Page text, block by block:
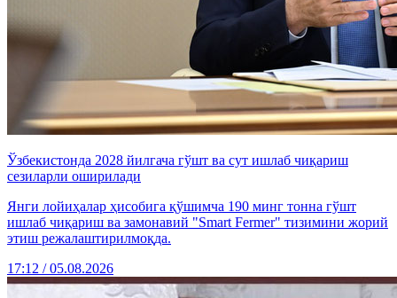
Ўзбекистонда 2028 йилгача гўшт ва сут ишлаб чиқариш
сезиларли оширилади
Янги лойиҳалар ҳисобига қўшимча 190 минг тонна гўшт
ишлаб чиқариш ва замонавий "Smart Fermer" тизимини жорий
этиш режалаштирилмоқда.
17:12 / 05.08.2026